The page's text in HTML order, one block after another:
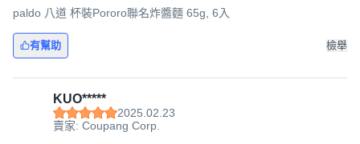
paldo 八道 杯裝Pororo聯名炸醬麵 65g, 6入
有幫助 檢舉
KUO*****
2025.02.23
賣家: Coupang Corp.